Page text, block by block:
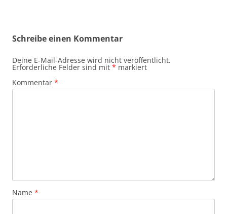
Schreibe einen Kommentar
Deine E-Mail-Adresse wird nicht veröffentlicht.
Erforderliche Felder sind mit * markiert
Kommentar *
Name *